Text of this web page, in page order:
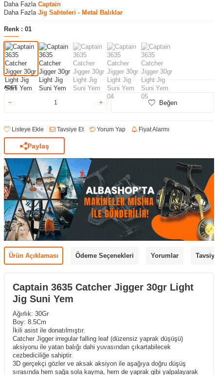
Daha Fazla Captain
Daha Fazla Jig Sahteleri - Metal Balıklar
Renk : 01
ADET
Beğen
Listeye Ekle Tavsiye Et Yorum Yap Fiyat Alarmı
Paylaş
Ürün Açıklaması Ödeme Seçenekleri Yorumlar
Captain 3635 Catcher Jigger 30gr Light
Jig Suni Yem
Ağırlık: 30Gr
Boy: 8.5Cm
İkili asist ile donatılmıştır.
Catcher Jigger irregular falling leaf (düzensiz yaprak düşüşü)
aksiyonu ile yatan balığı dahi yuvasından çıkartabilecek
cezbediciliğe sahiptir.
3D gerçekçi gözler ve aksak aksiyon ile aşağıya doğru düşüş
sırasında hem sağa sola kayma, hem de yaprak gibi yalpalayarak